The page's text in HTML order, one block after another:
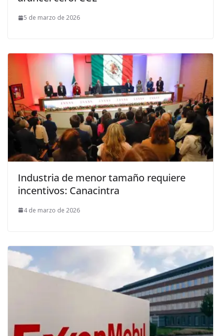
5 de marzo de 2026
Industria de menor tamaño requiere
incentivos: Canacintra
4 de marzo de 2026